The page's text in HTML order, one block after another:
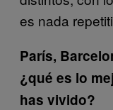
es nada
París,
¿qué es lo
has vivido?